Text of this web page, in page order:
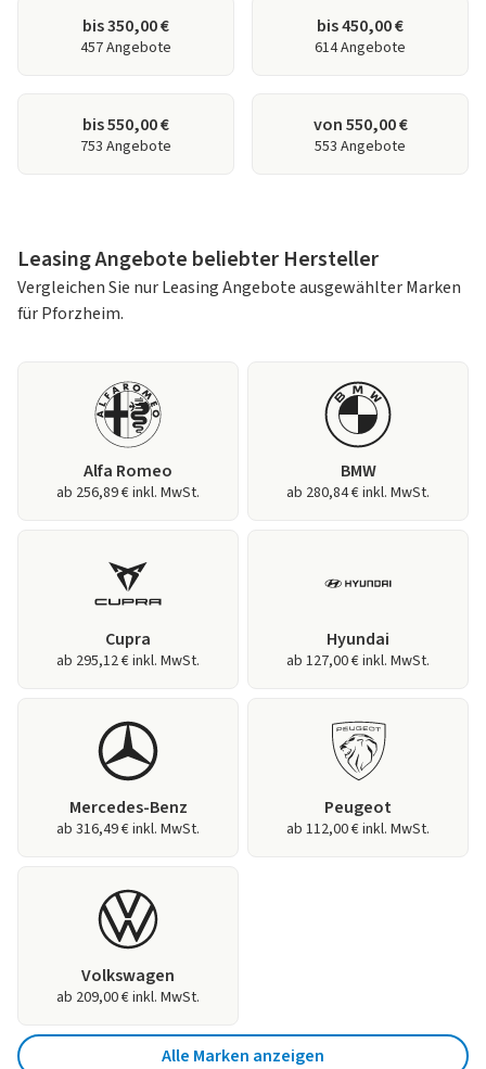
bis 350,00 €
457 Angebote
bis 450,00 €
614 Angebote
bis 550,00 €
753 Angebote
von 550,00 €
553 Angebote
Leasing Angebote beliebter Hersteller
Vergleichen Sie nur Leasing Angebote ausgewählter Marken
für Pforzheim.
Alfa Romeo
ab 256,89 € inkl. MwSt.
BMW
ab 280,84 € inkl. MwSt.
Cupra
ab 295,12 € inkl. MwSt.
Hyundai
ab 127,00 € inkl. MwSt.
Mercedes-Benz
ab 316,49 € inkl. MwSt.
Peugeot
ab 112,00 € inkl. MwSt.
Volkswagen
ab 209,00 € inkl. MwSt.
Alle Marken anzeigen